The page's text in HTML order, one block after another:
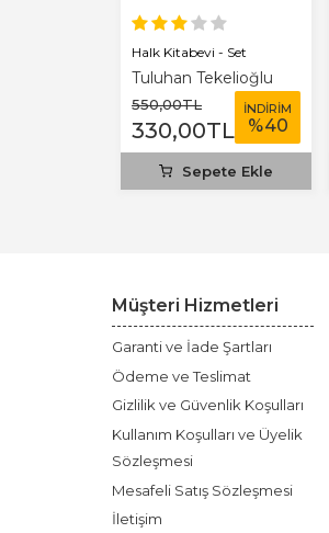
Halk Kitabevi - Set
Tuluhan Tekelioğlu
550,00TL
330,00TL
İNDİRİM
%40
Sepete Ekle
Müşteri Hizmetleri
Garanti ve İade Şartları
Ödeme ve Teslimat
Gizlilik ve Güvenlik Koşulları
Kullanım Koşulları ve Üyelik
Sözleşmesi
Mesafeli Satış Sözleşmesi
İletişim